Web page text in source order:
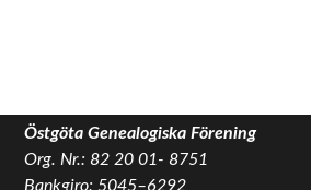
Östgöta Genealogiska Förening
Org. Nr.: 82 20 01- 8751
Bankgiro: 5045–6292